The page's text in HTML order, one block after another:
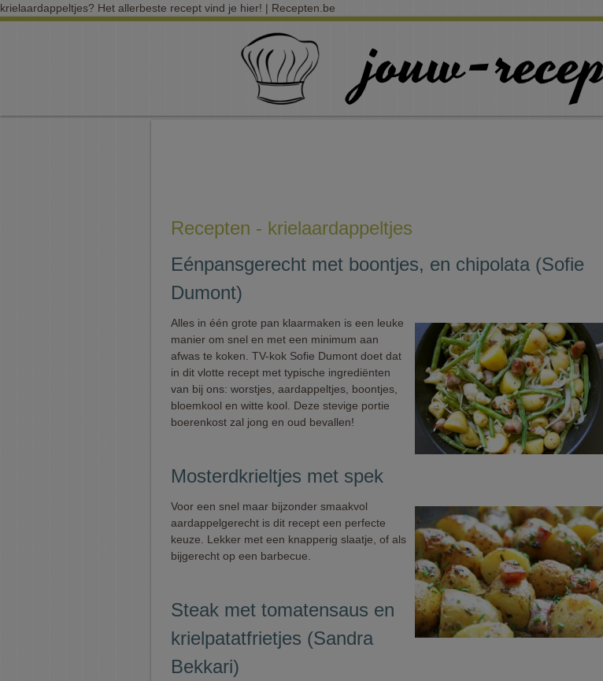
krielaardappeltjes? Het allerbeste recept vind je hier! | Recepten.be
Recepten - krielaardappeltjes
Eénpansgerecht met boontjes, en chipolata (Sofie
Dumont)
Alles in één grote pan klaarmaken is een leuke
manier om snel en met een minimum aan
afwas te koken. TV-kok Sofie Dumont doet dat
in dit vlotte recept met typische ingrediënten
van bij ons: worstjes, aardappeltjes, boontjes,
bloemkool en witte kool. Deze stevige portie
boerenkost zal jong en oud bevallen!
Mosterdkrieltjes met spek
Voor een snel maar bijzonder smaakvol
aardappelgerecht is dit recept een perfecte
keuze. Lekker met een knapperig slaatje, of als
bijgerecht op een barbecue.
Steak met tomatensaus en
krielpatatfrietjes (Sandra
Bekkari)